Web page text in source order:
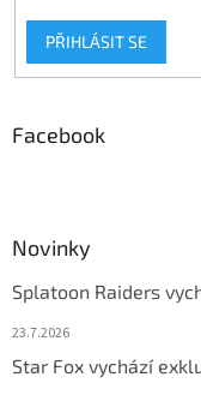
PŘIHLÁSIT SE
Facebook
Novinky
Splatoon Raiders
23.7.2026
Star Fox vychází